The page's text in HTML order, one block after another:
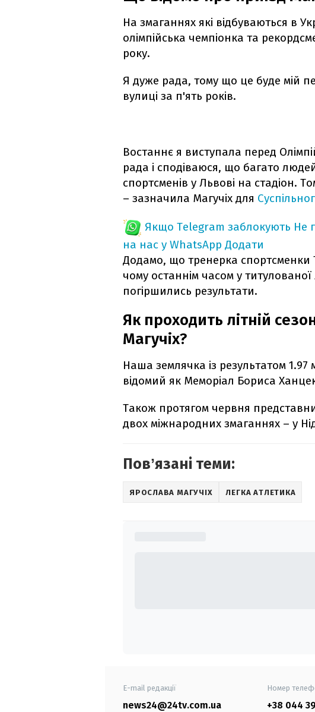
На змаганнях які відбуваються в
олімпійська чемпіонка та
року.
Я дуже рада, тому що це буде мій
вулиці за п'ять років.
Востаннє я виступала перед
рада і сподіваюся, що багато
спортсменів у Львові на стадіон.
– зазначила Магучіх для
Якщо Telegram заблокують Не
на нас у WhatsApp Додати
Додамо, що тренерка спортсменки
чому останнім часом у
погіршились результати.
Як проходить літній
Магучіх?
Наша землячка із результатом 1.97
відомий як Меморіал Бориса
Також протягом червня
двох міжнародних змаганнях – у
Повʼязані теми:
ЯРОСЛАВА МАГУЧІХ ЛЕГКА АТЛЕТИКА
E-mail редакції
news24@24tv.com.ua
Номер
+38 044